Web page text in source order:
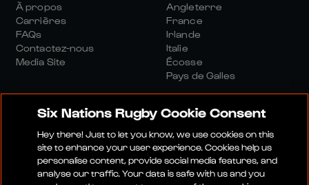
À propos
Carrières
FAQs
Contactez-nous
Media Site
Angleterre
France
Irlande
Italie
Écosse
Pays de Galles
Site Média Conditions Générales
Politique De ConfidentialitéPolitique De Cookies
Six Nations Rugby Cookie Consent
Hey there! Just to let you know, we use cookies on this
site to enhance your user experience. Cookies help us
personalise content, provide social media features, and
analyse our traffic. Your data is safe with us and you